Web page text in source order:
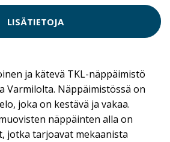
LISÄTIETOJA
ja kätevä TKL-näppäimistö
Varmilolta. Näppäimistössä on
joka on kestävä ja vakaa.
näppäinten alla on
jotka tarjoavat mekaanista